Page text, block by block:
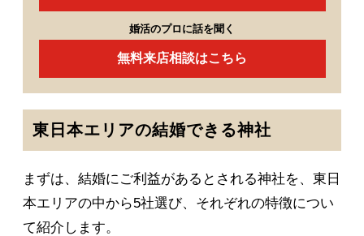
婚活のプロに話を聞く
無料来店相談はこちら
東日本エリアの結婚できる神社
まずは、結婚にご利益があるとされる神社を、東日
本エリアの中から5社選び、それぞれの特徴につい
て紹介します。